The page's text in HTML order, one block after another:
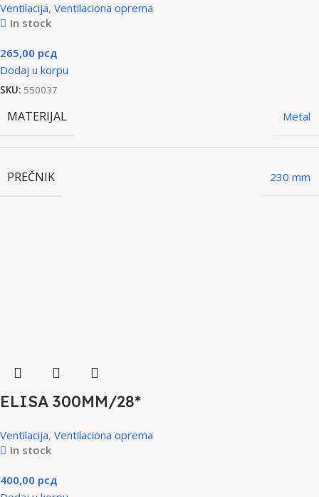
Ventilacija, Ventilaciona oprema
In stock
265,00 рсд
Dodaj u korpu
SKU: 550037
MATERIJAL Metal
PREČNIK 230 mm
ELISA 300MM/28*
Ventilacija, Ventilaciona oprema
In stock
400,00 рсд